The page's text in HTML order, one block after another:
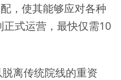
，使其能够应对各种
式运营，最快仅需10
脱离传统院线的重资